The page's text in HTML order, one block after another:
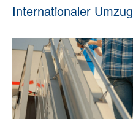
Internationaler Umzug